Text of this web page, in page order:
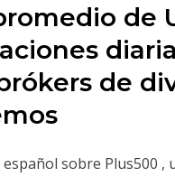
de
de
sobre Plus500 ,